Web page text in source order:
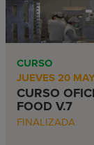
CURSO
JUEVES 20
CURSO
FOOD V.7
FINALIZADA